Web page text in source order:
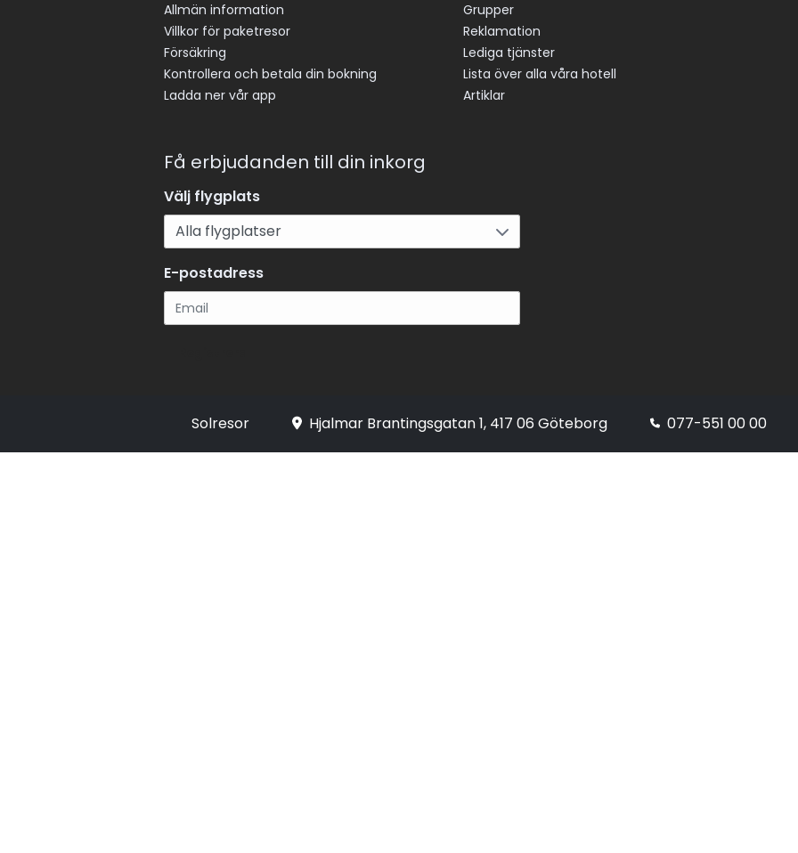
Allmän information
Villkor för paketresor
Försäkring
Kontrollera och betala din bokning
Ladda ner vår app
Grupper
Reklamation
Lediga tjänster
Lista över alla våra hotell
Artiklar
Få erbjudanden till din inkorg
Välj flygplats
E-postadress
Solresor Hjalmar Brantingsgatan 1, 417 06 Göteborg 077-551 00 00